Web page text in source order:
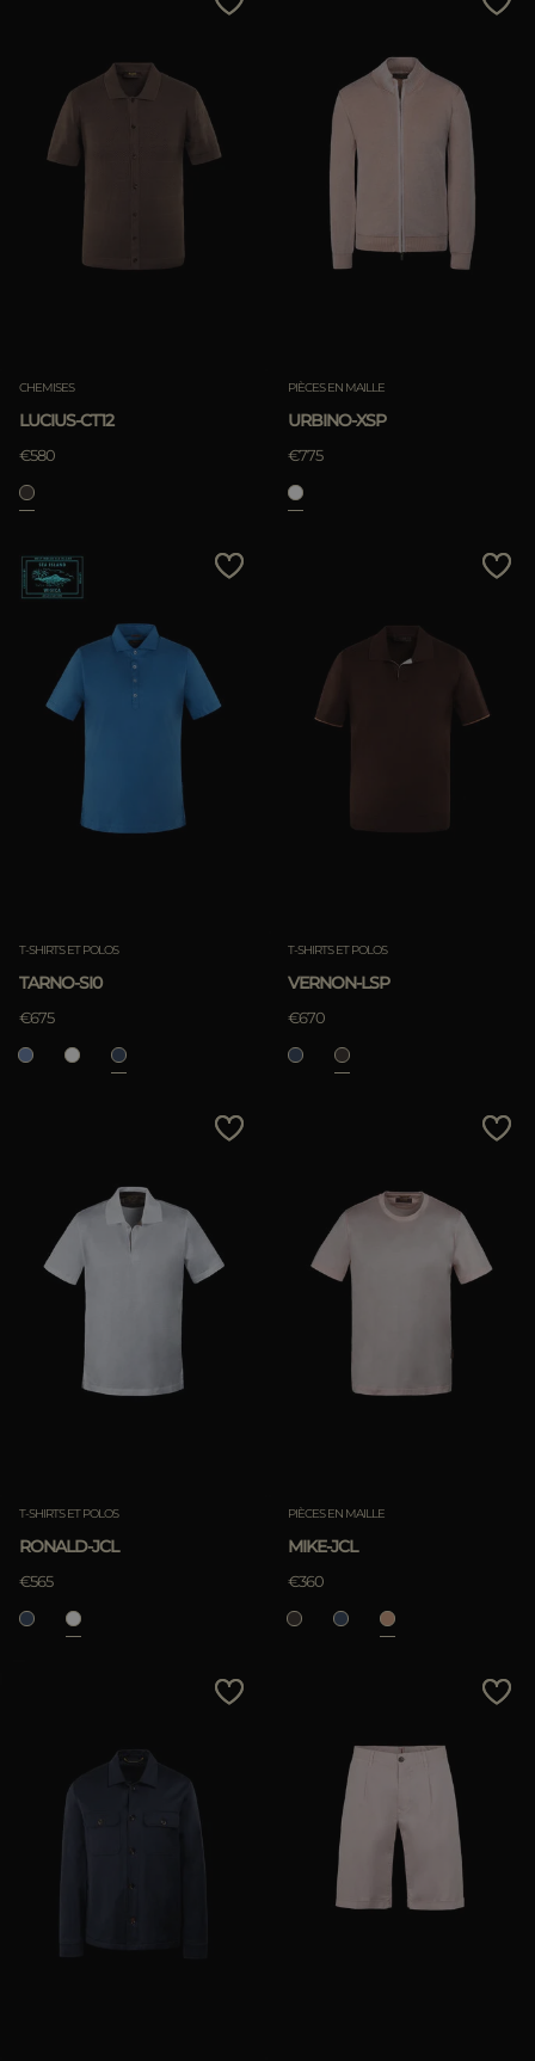
CHEMISES
LUCIUS-CT12
€580
PIÈCES EN MAILLE
URBINO-XSP
€775
T-SHIRTS ET POLOS
TARNO-SI0
€675
T-SHIRTS ET POLOS
VERNON-LSP
€670
T-SHIRTS ET POLOS
RONALD-JCL
€565
PIÈCES EN MAILLE
MIKE-JCL
€360